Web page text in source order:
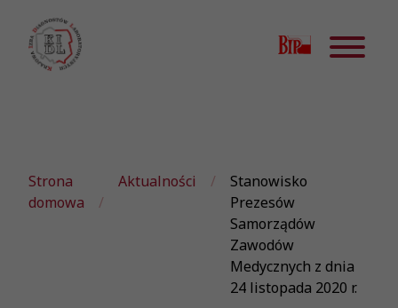
Strona
domowa
Aktualności
Stanowisko
Prezesów
Samorządów
Zawodów
Medycznych z dnia
24 listopada 2020 r.